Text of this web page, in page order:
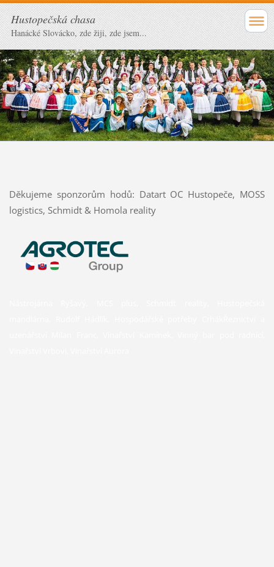
Hustopečská chasa
Hanácké Slovácko, zde žiji, zde jsem...
Děkujeme sponzorům hodů: Datart OC Hustopeče, MOSS
logistics, Schmidt & Homola reality